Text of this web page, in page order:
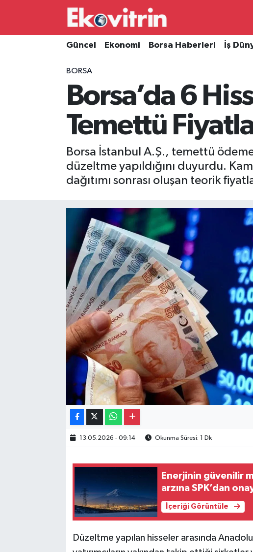
Güncel Ekonomi Borsa Haberleri İş
BORSA
Borsa’da 6
Temettü
Borsa İstanbul A.Ş., temettü
düzeltme yapıldığını duyurdu.
dağıtımı sonrası oluşan teorik
13.05.2026 - 09:14 Okunma Süresi: 1 Dk
Enerjinin güvenilir
arzına SPK’dan
İçeriği Görüntüle
Düzeltme yapılan hisseler arasında
Güncel
Borsa Haberleri
İş Dünyası
Hava Durumu
Süper Lig Puan Durumu ve Fikstür
Tüm Manşetler
Son Dakika Haberleri
Haber Arşivi